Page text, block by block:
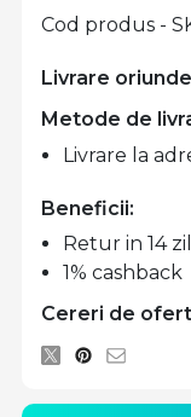
Livrare
Cod produs -
Metode de
Livrare la
Beneficii:
Retur in 14
1% cashback
Cereri de